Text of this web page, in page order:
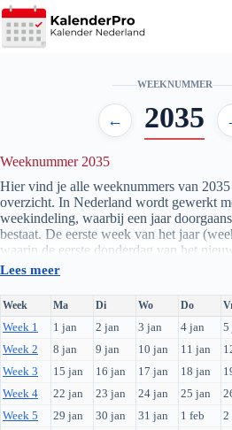
Ga
naar
de
WEEKNUMMER
← 2035
Weeknummer 2035
Hier vind je alle weeknummers van
overzicht. In Nederland wordt gewerkt
weekindeling, waarbij een jaar
bestaat. De eerste week van het jaar
waarin de eerste donderdag van het
data van maandag tot en met zondag. Dit
voor het plannen van vakanties,
elk ander moment dat je met
Lees meer
Week Ma Di Wo Do
Week 1 1 jan 2 jan 3 jan 4 jan 5
Week 2
8 jan 9 jan 10 jan 11 jan
Week 3
15 jan 16 jan 17 jan 18 jan
Week 4
22 jan 23 jan 24 jan 25 jan
Week 5
29 jan 30 jan 31 jan 1 feb 2